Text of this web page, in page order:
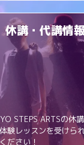
休講・代講情
STEPS ARTSの休
験レッスンを受けら
ださい！